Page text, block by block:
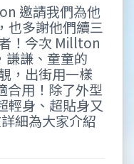
邀請我們為他
也多謝他們續三
！今次 Millton
謙謙、童童的
，出街用一樣
合用！除了外型
輕身、超貼身又
細為大家介紹